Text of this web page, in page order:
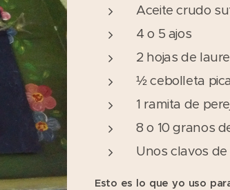
Aceite crudo
4 o 5 ajos
2 hojas de
½ cebolleta
1 ramita de
8 o 10 granos
Unos clavos
Esto es lo que yo uso